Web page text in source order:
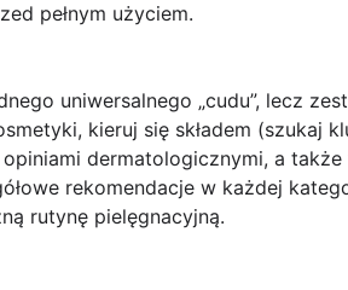
pełnym użyciem.
uniwersalnego „cudu”, lecz
kieruj się składem (szukaj
dermatologicznymi, a także
rekomendacje w każdej
rutynę pielęgnacyjną.